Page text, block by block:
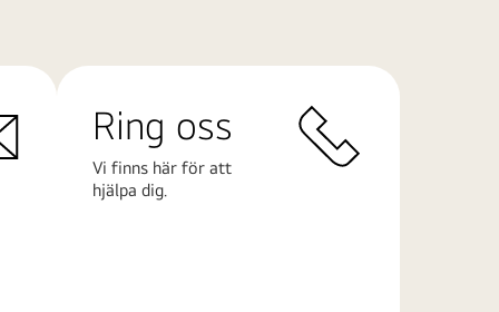
Ring oss
Vi finns här för att
hjälpa dig.